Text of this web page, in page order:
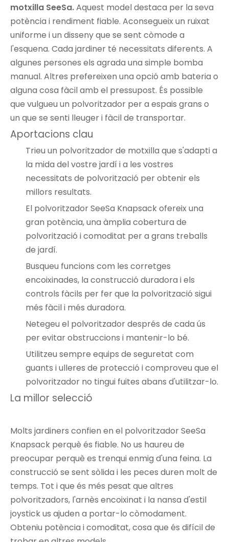
motxilla SeeSa.Aquest model destaca per la seva
potència i rendiment fiable. Aconsegueix un ruixat
uniforme i un disseny que se sent còmode a
l'esquena. Cada jardiner té necessitats diferents. A
algunes persones els agrada una simple bomba
manual. Altres prefereixen una opció amb bateria o
alguna cosa fàcil amb el pressupost. És possible
que vulgueu un polvoritzador per a espais grans o
un que se senti lleuger i fàcil de transportar.
Aportacions clau
Trieu un polvoritzador de motxilla que s'adapti a
la mida del vostre jardí i a les vostres
necessitats de polvorització per obtenir els
millors resultats.
El polvoritzador SeeSa Knapsack ofereix una
gran potència, una àmplia cobertura de
polvorització i comoditat per a grans treballs
de jardí.
Busqueu funcions com les corretges
encoixinades, la construcció duradora i els
controls fàcils per fer que la polvorització sigui
més fàcil i més duradora.
Netegeu el polvoritzador després de cada ús
per evitar obstruccions i mantenir-lo bé.
Utilitzeu sempre equips de seguretat com
guants i ulleres de protecció i comproveu que el
polvoritzador no tingui fuites abans d'utilitzar-lo.
La millor selecció
Molts jardiners confien en el polvoritzador SeeSa
Knapsack perquè és fiable. No us haureu de
preocupar perquè es trenqui enmig d'una feina. La
construcció se sent sòlida i les peces duren molt de
temps. Tot i que és més pesat que altres
polvoritzadors, l'arnès encoixinat i la nansa d'estil
joystick us ajuden a portar-lo còmodament.
Obteniu potència i comoditat, cosa que és difícil de